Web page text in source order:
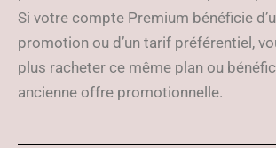
Si votre compte Premium bénéficie
promotion ou d’un tarif préférentiel,
plus racheter ce même plan ou
ancienne offre promotionnelle.